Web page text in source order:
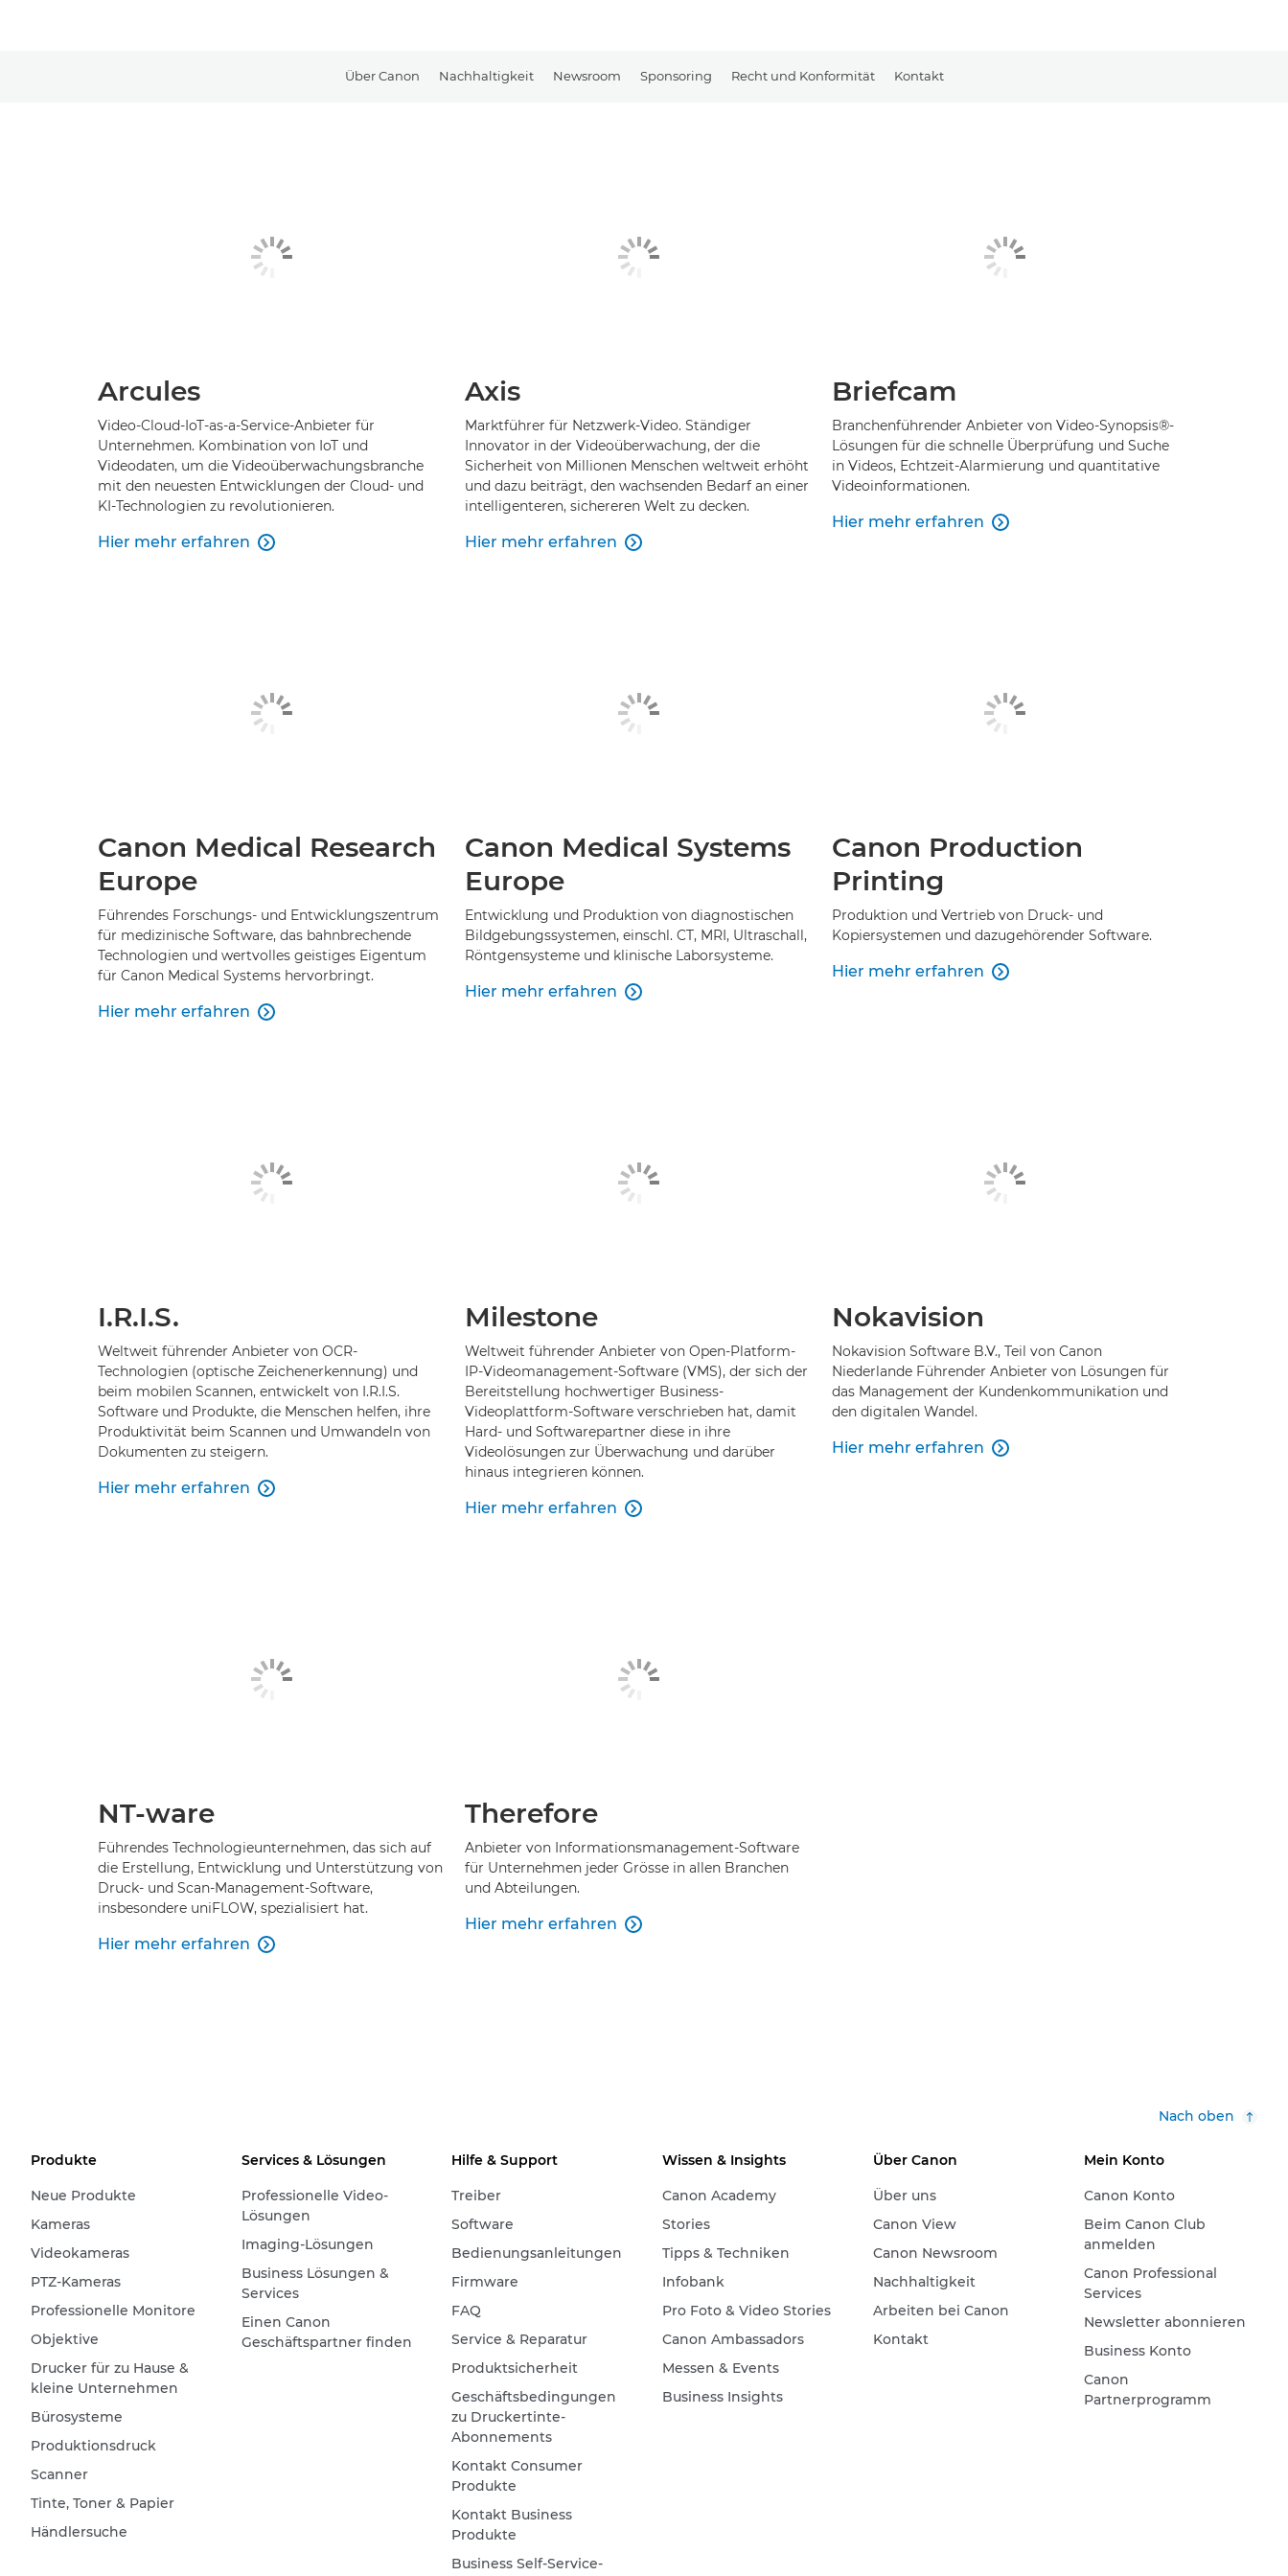
Über Canon Nachhaltigkeit Newsroom Sponsoring Recht und Konformität Kontakt
Arcules
Video-Cloud-IoT-as-a-Service-Anbieter für
Unternehmen. Kombination von IoT und
Videodaten, um die Videoüberwachungsbranche
mit den neuesten Entwicklungen der Cloud- und
KI-Technologien zu revolutionieren.
Hier mehr erfahren 
Axis
Marktführer für Netzwerk-Video. Ständiger
Innovator in der Videoüberwachung, der die
Sicherheit von Millionen Menschen weltweit erhöht
und dazu beiträgt, den wachsenden Bedarf an einer
intelligenteren, sichereren Welt zu decken.
Hier mehr erfahren 
Briefcam
Branchenführender Anbieter von Video-Synopsis®-
Lösungen für die schnelle Überprüfung und Suche
in Videos, Echtzeit-Alarmierung und quantitative
Videoinformationen.
Hier mehr erfahren 
Canon Medical Research
Europe
Führendes Forschungs- und Entwicklungszentrum
für medizinische Software, das bahnbrechende
Technologien und wertvolles geistiges Eigentum
für Canon Medical Systems hervorbringt.
Hier mehr erfahren 
Canon Medical Systems
Europe
Entwicklung und Produktion von diagnostischen
Bildgebungssystemen, einschl. CT, MRI, Ultraschall,
Röntgensysteme und klinische Laborsysteme.
Hier mehr erfahren 
Canon Production
Printing
Produktion und Vertrieb von Druck- und
Kopiersystemen und dazugehörender Software.
Hier mehr erfahren 
I.R.I.S.
Weltweit führender Anbieter von OCR-
Technologien (optische Zeichenerkennung) und
beim mobilen Scannen, entwickelt von I.R.I.S.
Software und Produkte, die Menschen helfen, ihre
Produktivität beim Scannen und Umwandeln von
Dokumenten zu steigern.
Hier mehr erfahren 
Milestone
Weltweit führender Anbieter von Open-Platform-
IP-Videomanagement-Software (VMS), der sich der
Bereitstellung hochwertiger Business-
Videoplattform-Software verschrieben hat, damit
Hard- und Softwarepartner diese in ihre
Videolösungen zur Überwachung und darüber
hinaus integrieren können.
Hier mehr erfahren 
Nokavision
Nokavision Software B.V., Teil von Canon
Niederlande Führender Anbieter von Lösungen für
das Management der Kundenkommunikation und
den digitalen Wandel.
Hier mehr erfahren 
NT-ware
Führendes Technologieunternehmen, das sich auf
die Erstellung, Entwicklung und Unterstützung von
Druck- und Scan-Management-Software,
insbesondere uniFLOW, spezialisiert hat.
Hier mehr erfahren 
Therefore
Anbieter von Informationsmanagement-Software
für Unternehmen jeder Grösse in allen Branchen
und Abteilungen.
Hier mehr erfahren 
Nach oben
Produkte
Neue Produkte
Kameras
Videokameras
PTZ-Kameras
Professionelle Monitore
Objektive
Drucker für zu Hause &
kleine Unternehmen
Bürosysteme
Produktionsdruck
Scanner
Tinte, Toner & Papier
Händlersuche
Services & Lösungen
Professionelle Video-
Lösungen
Imaging-Lösungen
Business Lösungen &
Services
Einen Canon
Geschäftspartner finden
Hilfe & Support
Treiber
Software
Bedienungsanleitungen
Firmware
FAQ
Service & Reparatur
Produktsicherheit
Geschäftsbedingungen
zu Druckertinte-
Abonnements
Kontakt Consumer
Produkte
Kontakt Business
Produkte
Business Self-Service-
Wissen & Insights
Canon Academy
Stories
Tipps & Techniken
Infobank
Pro Foto & Video Stories
Canon Ambassadors
Messen & Events
Business Insights
Über Canon
Über uns
Canon View
Canon Newsroom
Nachhaltigkeit
Arbeiten bei Canon
Kontakt
Mein Konto
Canon Konto
Beim Canon Club
anmelden
Canon Professional
Services
Newsletter abonnieren
Business Konto
Canon
Partnerprogramm